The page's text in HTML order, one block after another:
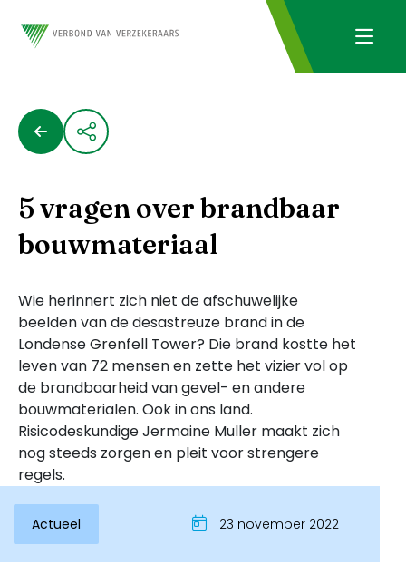
5 vragen over brandbaar
bouwmateriaal
Wie herinnert zich niet de afschuwelijke
beelden van de desastreuze brand in de
Londense Grenfell Tower? Die brand kostte het
leven van 72 mensen en zette het vizier vol op
de brandbaarheid van gevel- en andere
bouwmaterialen. Ook in ons land.
Risicodeskundige Jermaine Muller maakt zich
nog steeds zorgen en pleit voor strengere
regels.
Actueel 23 november 2022